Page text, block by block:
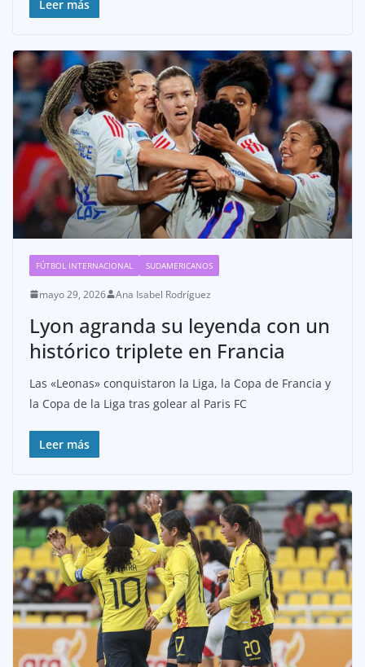
Leer más
FÚTBOL INTERNACIONAL SUDAMERICANOS
mayo 29, 2026 Ana Isabel Rodríguez
Lyon agranda su leyenda con un
histórico triplete en Francia
Las «Leonas» conquistaron la Liga, la Copa de Francia y
la Copa de la Liga tras golear al Paris FC
Leer más